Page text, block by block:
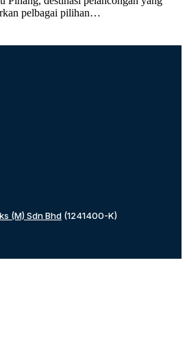
pelbagai pilihan…
(M) Sdn Bhd (1241400-K)